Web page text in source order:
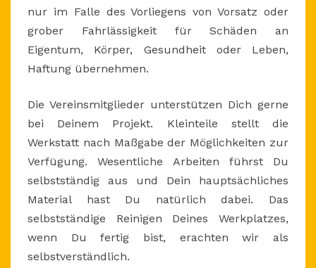
nur im Falle des Vorliegens von Vorsatz oder
grober Fahrlässigkeit für Schäden an
Eigentum, Körper, Gesundheit oder Leben,
Haftung übernehmen.
Die Vereinsmitglieder unterstützen Dich gerne
bei Deinem Projekt. Kleinteile stellt die
Werkstatt nach Maßgabe der Möglichkeiten zur
Verfügung. Wesentliche Arbeiten führst Du
selbstständig aus und Dein hauptsächliches
Material hast Du natürlich dabei. Das
selbstständige Reinigen Deines Werkplatzes,
wenn Du fertig bist, erachten wir als
selbstverständlich.